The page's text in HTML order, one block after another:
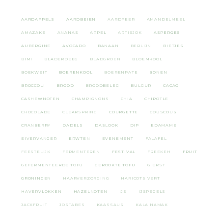
AARDAPPELS AARDBEIEN AARDPEER AMANDELMEEL
AMAZAKE ANANAS APPEL ARTISJOK ASPERGES
AUBERGINE AVOCADO BANAAN BERLIJN BIETJES
BIMI BLADERDEEG BLADGROEN BLOEMKOOL
BOEKWEIT BOERENKOOL BOERENPATE BONEN
BROCCOLI BROOD BROODBELEG BULGUR CACAO
CASHEWNOTEN CHAMPIGNONS CHIA CHIPOTLE
CHOCOLADE CLEARSPRING COURGETTE COUSCOUS
CRANBERRY DADELS DASLOOK DIP EDAMAME
EIVERVANGER ERWTEN EVENEMENT FALAFEL
FEESTELIJK FERMENTEREN FESTIVAL FREEKEH FRUIT
GEFERMENTEERDE TOFU GEROOKTE TOFU GIERST
GRONINGEN HAARVERZORGING HARICOTS VERT
HAVERVLOKKEN HAZELNOTEN IJS IJSPEGELS
JACKFRUIT JOSTABES KAASSAUS KALA NAMAK